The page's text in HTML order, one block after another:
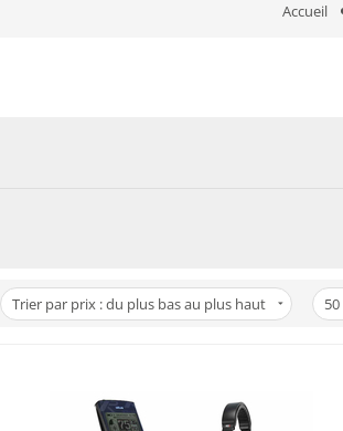
Accueil
Trier par prix : du plus bas au plus haut 50